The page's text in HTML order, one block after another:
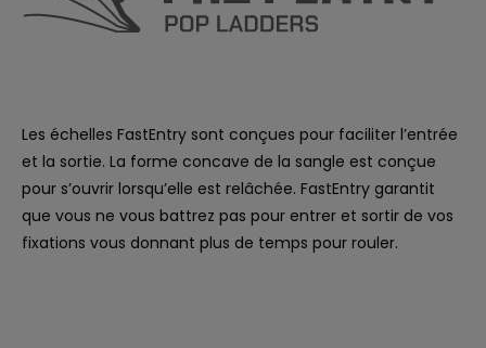
Les échelles FastEntry sont conçues pour faciliter l’entrée
et la sortie. La forme concave de la sangle est conçue
pour s’ouvrir lorsqu’elle est relâchée. FastEntry garantit
que vous ne vous battrez pas pour entrer et sortir de vos
fixations vous donnant plus de temps pour rouler.